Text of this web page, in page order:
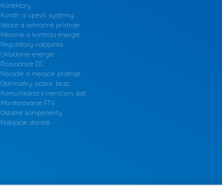
Konektory
Konštr. a upevň. systémy
Istiace a ochranné prístroje
Meranie a kontrola energie
Regulátory nabíjania
Ukladanie energie
Rozvodnice DC
Náradie a meracie prístroje
Optimizéry, požiar. bezp.
Komunikácia s meničom, bat.
Monitorovanie FTV
Ostatné komponenty
Nabíjacie stanice